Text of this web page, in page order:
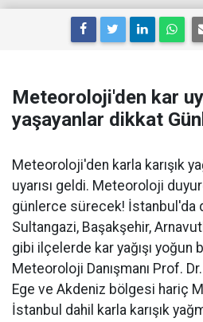
Meteoroloji'den kar
yaşayanlar dikkat
Meteoroloji'den karla karışık
uyarısı geldi. Meteoroloji
günlerce sürecek! İstanbul'da
Sultangazi, Başakşehir,
gibi ilçelerde kar yağışı yoğun
Meteoroloji Danışmanı Prof. Dr.
Ege ve Akdeniz bölgesi hariç
İstanbul dahil karla karışık